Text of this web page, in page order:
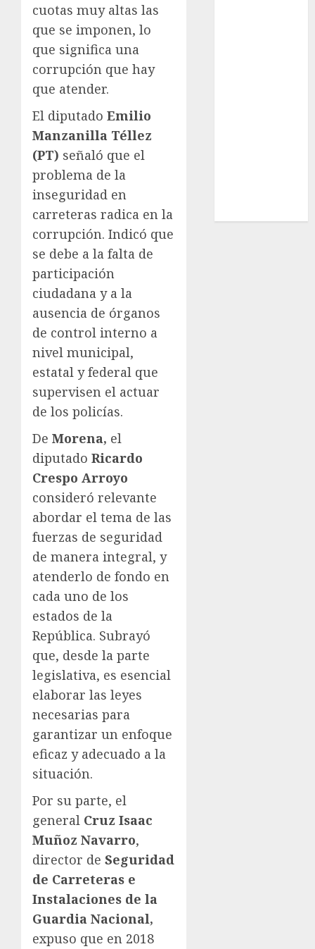
cuotas muy altas las
que se imponen, lo
que significa una
corrupción que hay
que atender.
El diputado Emilio
Manzanilla Téllez
(PT) señaló que el
problema de la
inseguridad en
carreteras radica en la
corrupción. Indicó que
se debe a la falta de
participación
ciudadana y a la
ausencia de órganos
de control interno a
nivel municipal,
estatal y federal que
supervisen el actuar
de los policías.
De Morena, el
diputado Ricardo
Crespo Arroyo
consideró relevante
abordar el tema de las
fuerzas de seguridad
de manera integral, y
atenderlo de fondo en
cada uno de los
estados de la
República. Subrayó
que, desde la parte
legislativa, es esencial
elaborar las leyes
necesarias para
garantizar un enfoque
eficaz y adecuado a la
situación.
Por su parte, el
general Cruz Isaac
Muñoz Navarro,
director de Seguridad
de Carreteras e
Instalaciones de la
Guardia Nacional,
expuso que en 2018